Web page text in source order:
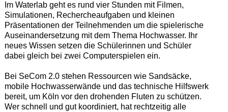
Im Waterlab geht es rund vier Stunden mit Filmen,
Simulationen, Rechercheaufgaben und kleinen
Präsentationen der Teilnehmenden um die spielerische
Auseinandersetzung mit dem Thema Hochwasser. Ihr
neues Wissen setzen die Schülerinnen und Schüler
dabei gleich bei zwei Computerspielen ein.
Bei SeCom 2.0 stehen Ressourcen wie Sandsäcke,
mobile Hochwasserwände und das technische Hilfswerk
bereit, um Köln vor den drohenden Fluten zu schützen.
Wer schnell und gut koordiniert, hat rechtzeitig alle